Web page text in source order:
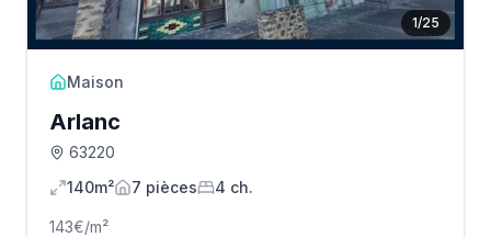
1/25
Maison
Arlanc
63220
140m²
7 pièces 4 ch.
143€/m²